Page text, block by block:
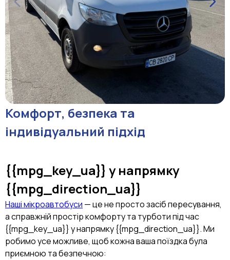
Комфорт, безпека та
індивідуальний підхід
{{mpg_key_ua}} у напрямку
{{mpg_direction_ua}}
Наші мікроавтобуси — це не просто засіб пересування,
а справжній простір комфорту та турботи під час
{{mpg_key_ua}} у напрямку {{mpg_direction_ua}}. Ми
робимо усе можливе, щоб кожна ваша поїздка була
приємною та безпечною: